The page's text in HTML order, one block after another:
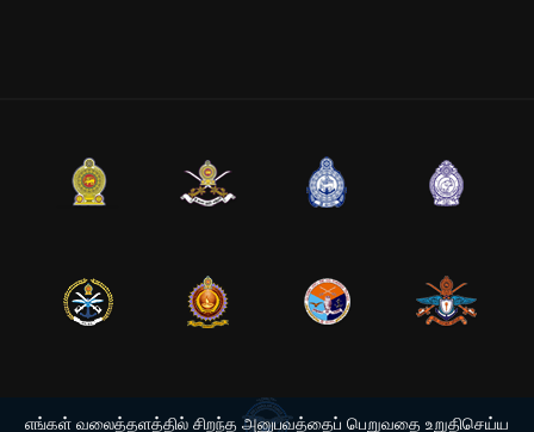
எங்கள் வலைத்தளத்தில் சிறந்த அனுபவத்தைப் பெறுவதை உறுதிசெய்ய